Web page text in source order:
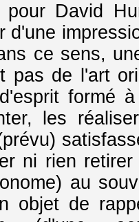
pour David
d'une
ce sens,
pas de l'art
formé
les
ni rien
au
objet de